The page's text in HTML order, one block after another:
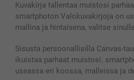
Kännykkä & Tabletti
MyNameBook
Valokuvakehykset & Lisätarvikkeet
Lahjakortti
Kaikki kuvatuotteet
Sivukartta
Ehdot/takuut
smartbonus
Hinnat & maksutavat
Kuvakirja tallentaa muistosi
smartphoton Valokuvakirjoja on
mallina ja hintaisena, valitse
Sisusta persoonallisilla Canvas-
ikuistaa parhaat muistosi.
useassa eri koossa, malleissa ja